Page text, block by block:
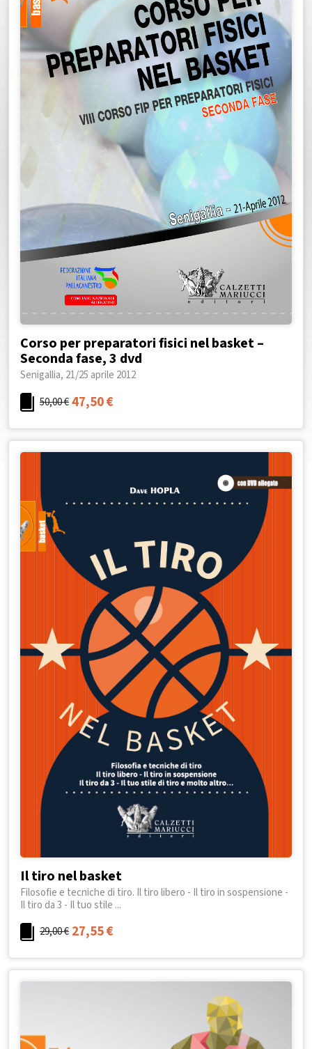
Corso per preparatori fisici nel basket –
Seconda fase, 3 dvd
Senigallia, 21/25 aprile 2012
50,00€47,50€
Il tiro nel basket
Filosofie e tecniche di tiro. Il tiro libero - Il tiro in sospensione -
Il tiro da 3 - Il tuo stile ...
29,00€ 27,55€